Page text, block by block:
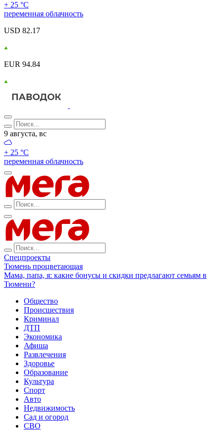
+ 25 °С
переменная облачность
USD 82.17
EUR 94.84
9 августа, вс
+ 25 °С
переменная облачность
Спецпроекты
Тюмень процветающая
Мама, папа, я: какие бонусы и скидки предлагают семьям в
Тюмени?
Общество
Происшествия
Криминал
ДТП
Экономика
Афиша
Развлечения
Здоровье
Образование
Культура
Спорт
Авто
Недвижимость
Сад и огород
СВО